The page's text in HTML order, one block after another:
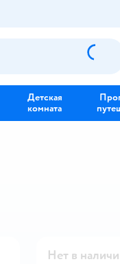
Детская
комната
Нет в